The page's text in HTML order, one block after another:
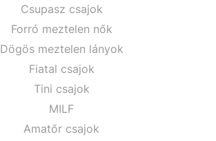
Csupasz csajok
Forró meztelen nők
Dögös meztelen lányok
Fiatal csajok
Tini csajok
MILF
Amatőr csajok